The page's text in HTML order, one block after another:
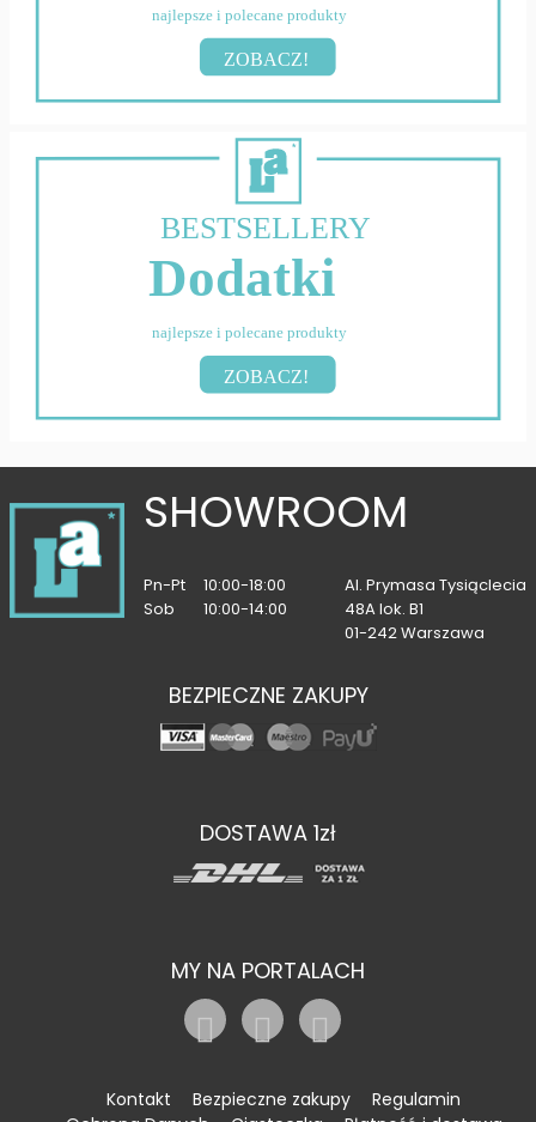
najlepsze i polecane produkty
ZOBACZ!
BESTSELLERY
Dodatki
najlepsze i polecane produkty
ZOBACZ!
SHOWROOM
Pn-Pt
10:00-18:00
Sob
10:00-14:00
Al. Prymasa Tysiąclecia
48A lok. B1
01-242 Warszawa
BEZPIECZNE ZAKUPY
DOSTAWA 1zł
MY NA PORTALACH
Kontakt Bezpieczne zakupy
Regulamin